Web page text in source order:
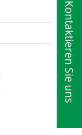
Kontaktieren Sie uns